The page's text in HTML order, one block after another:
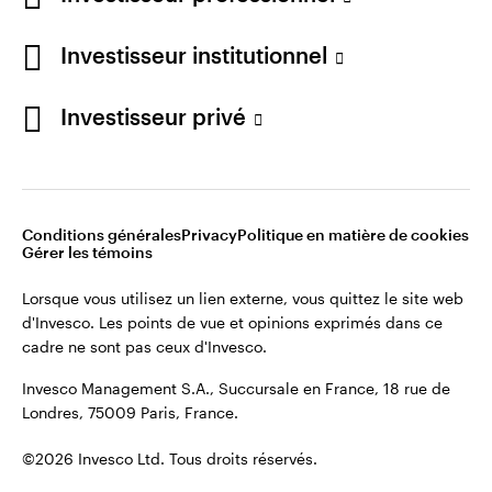
Investisseur institutionnel
Investisseur privé
Conditions généralesPrivacyPolitique en matière de cookies
Gérer les témoins
Lorsque vous utilisez un lien externe, vous quittez le site web
d'Invesco. Les points de vue et opinions exprimés dans ce
cadre ne sont pas ceux d'Invesco.
Invesco Management S.A., Succursale en France, 18 rue de
Londres, 75009 Paris, France.
©2026 Invesco Ltd. Tous droits réservés.